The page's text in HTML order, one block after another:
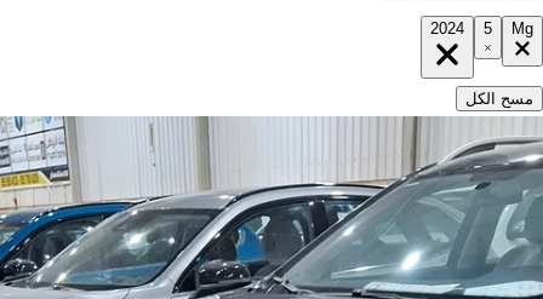
Mg
5
2024
مسح الكل